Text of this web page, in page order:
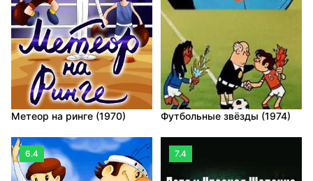
Метеор на ринге (1970) Футбольные звёзды (1974)
6.4 7.4